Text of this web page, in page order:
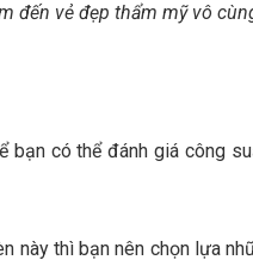
đến vẻ đẹp thẩm mỹ vô
có thể đánh giá công
thì bạn nên chọn lựa